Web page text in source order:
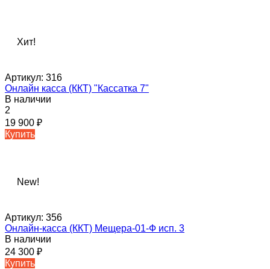
Хит!
Артикул: 316
Онлайн касса (ККТ) "Кассатка 7"
В наличии
2
19 900 ₽
Купить
New!
Артикул: 356
Онлайн-касса (ККТ) Мещера-01-Ф исп. 3
В наличии
24 300 ₽
Купить